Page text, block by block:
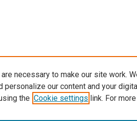
necessary to make our site work.
personalize our content and your
the Cookie settings link. For